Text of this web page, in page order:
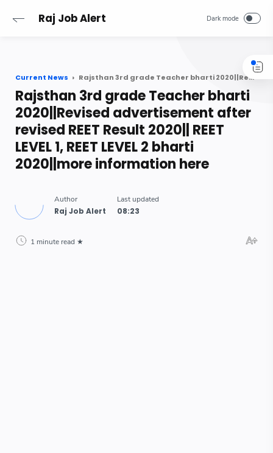
Raj Job Alert
Current News Rajsthan 3rd grade Teacher bharti 2020||Revised advertisement after revised REET Result 2020|| REET LEVEL 1, REET LEVEL 2 bharti 2020||more information here
Rajsthan 3rd grade Teacher bharti
2020||Revised advertisement after
revised REET Result 2020|| REET
LEVEL 1, REET LEVEL 2 bharti
2020||more information here
1 minute read